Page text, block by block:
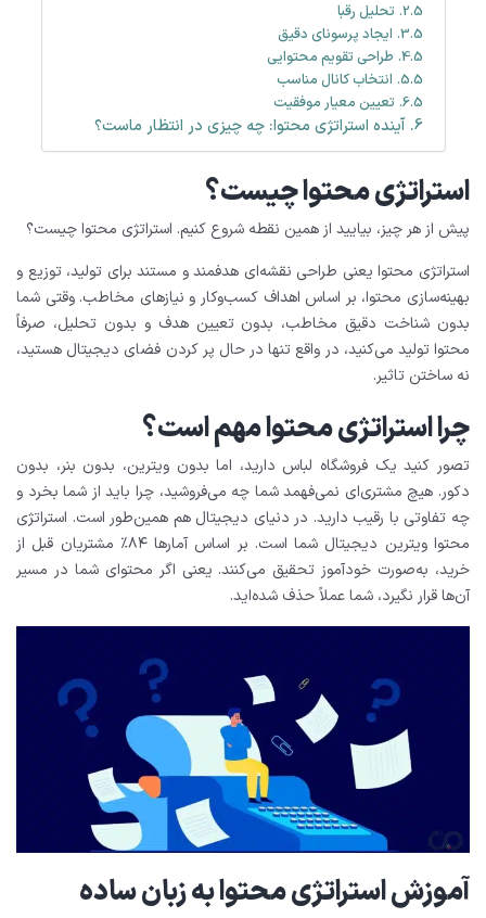
تحلیل رقبا
ایجاد پرسونای دقیق
طراحی تقویم محتوایی
انتخاب کانال مناسب
تعیین معیار موفقیت
آینده استراتژی محتوا: چه چیزی در انتظار ماست؟
استراتژی محتوا چیست؟
پیش از هر چیز، بیایید از همین نقطه شروع کنیم. استراتژی محتوا چیست؟
استراتژی محتوا یعنی طراحی نقشه‌ای هدفمند و مستند برای تولید، توزیع و
بهینه‌سازی محتوا، بر اساس اهداف کسب‌وکار و نیازهای مخاطب. وقتی شما
بدون شناخت دقیق مخاطب، بدون تعیین هدف و بدون تحلیل، صرفاً
محتوا تولید می‌کنید، در واقع تنها در حال پر کردن فضای دیجیتال هستید،
نه ساختن تاثیر.
چرا استراتژی محتوا مهم است؟
تصور کنید یک فروشگاه لباس دارید، اما بدون ویترین، بدون بنر، بدون
دکور. هیچ مشتری‌ای نمی‌فهمد شما چه می‌فروشید، چرا باید از شما بخرد و
چه تفاوتی با رقیب دارید. در دنیای دیجیتال هم همین‌طور است. استراتژی
محتوا ویترین دیجیتال شما است. بر اساس آمارها ۸۴٪ مشتریان قبل از
خرید، به‌صورت خودآموز تحقیق می‌کنند. یعنی اگر محتوای شما در مسیر
آن‌ها قرار نگیرد، شما عملاً حذف شده‌اید.
آموزش استراتژی محتوا به زبان ساده